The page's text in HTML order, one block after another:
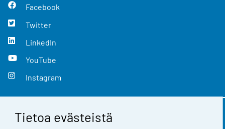
Tietoa evästeistä
Facebook
Twitter
LinkedIn
YouTube
Instagram
Yhteystiedot